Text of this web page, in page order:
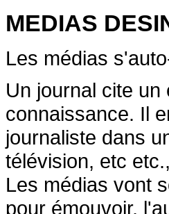
MEDIAS
Les médias
Un journal cite
connaissance. Il
journaliste dans
télévision, etc
Les médias vont
pour émouvoir,